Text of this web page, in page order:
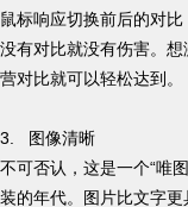
鼠标响应切换前后的对
没有对比就没有伤害。
营对比就可以轻松达到。
3. 图像清晰
不可否认，这是一个“唯
装的年代。图片比文字